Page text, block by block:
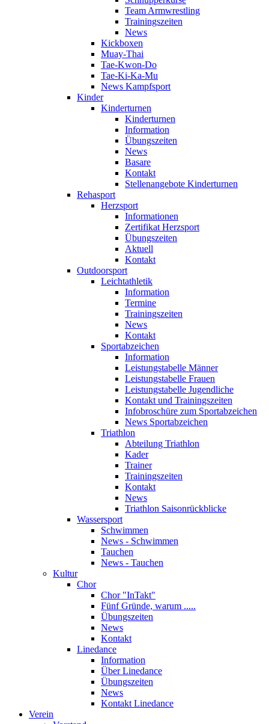
Team Armwrestling
Trainingszeiten
News
Kickboxen
Muay-Thai
Tae-Kwon-Do
Tae-Ki-Ka-Mu
News Kampfsport
Kinder
Kinderturnen
Kinderturnen
Information
Übungszeiten
News
Basare
Kontakt
Stellenangebote Kinderturnen
Rehasport
Herzsport
Informationen
Zertifikat Herzsport
Übungszeiten
Aktuell
Kontakt
Outdoorsport
Leichtathletik
Information
Termine
Trainingszeiten
News
Kontakt
Sportabzeichen
Information
Leistungstabelle Männer
Leistungstabelle Frauen
Leistungstabelle Jugendliche
Kontakt und Trainingszeiten
Infobroschüre zum Sportabzeichen
News Sportabzeichen
Triathlon
Abteilung Triathlon
Kader
Trainer
Trainingszeiten
Kontakt
News
Triathlon Saisonrückblicke
Wassersport
Schwimmen
News - Schwimmen
Tauchen
News - Tauchen
Kultur
Chor
Chor "InTakt"
Fünf Gründe, warum .....
Übungszeiten
News
Kontakt
Linedance
Information
Über Linedance
Übungszeiten
News
Kontakt Linedance
Verein